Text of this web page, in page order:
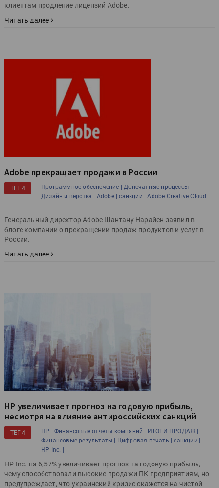
клиентам продление лицензий Adobe.
Читать далее
Adobe прекращает продажи в России
ТЕГИ Программное обеспечение |
Допечатные процессы |
Дизайн и вёрстка |
Adobe | санкции |
Adobe Creative Cloud
Генеральный директор Adobe Шантану Нарайен заявил в
блоге компании о прекращении продаж продуктов и услуг в
России.
Читать далее
HP увеличивает прогноз на годовую прибыль,
несмотря на влияние антироссийских санкций
ТЕГИ HP | Финансовые отчеты компаний | ИТОГИ ПРОДАЖ |
Финансовые результаты | Цифровая печать | санкции |
HP Inc. |
HP Inc. на 6,57% увеличивает прогноз на годовую прибыль,
чему способствовали высокие продажи ПК предприятиям, но
предупреждает, что украинский кризис скажется на чистой